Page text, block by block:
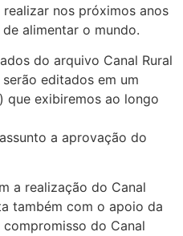
nos próximos anos
alimentar o mundo.
do arquivo Canal Rural
editados em um
que exibiremos ao longo
a aprovação do
a realização do Canal
também com o apoio da
do Canal